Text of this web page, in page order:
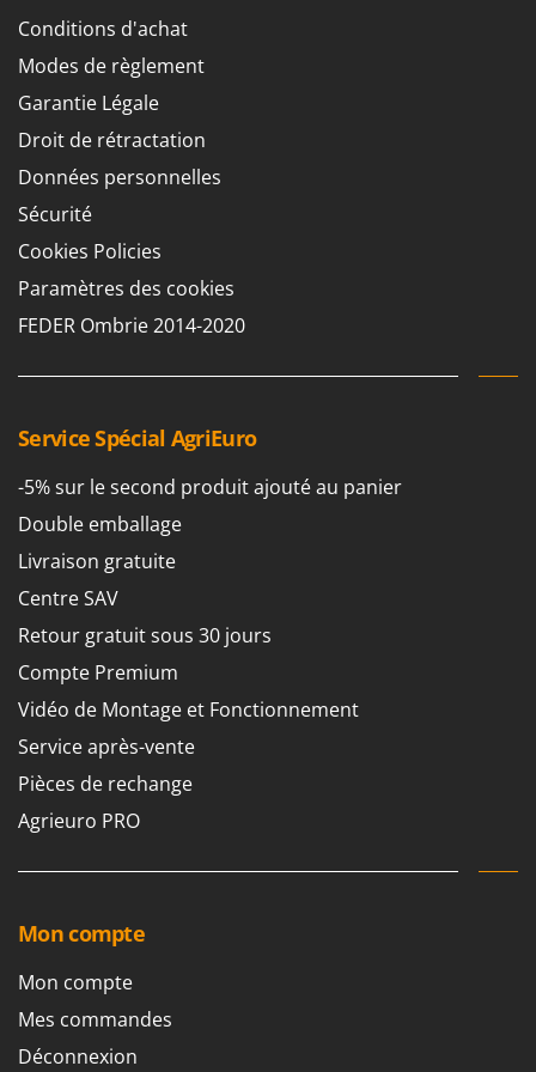
Groupes électrogènes
H
Haches - Cognées et Hachettes
Hachoirs à viande
Herses à Dents
Herses Rotatives
L
Lames à neige
Lames niveleuses pour tracteur
Machines à pâtes
Machines sous vide
Motoculteurs
Motofaucheuses
Motopompes pour irrigation
Moulins à céréales électriques
Moulins à farine
Nettoyeurs et Balais à vapeur
Nettoyeurs tapis, moquettes et tapisseries
P
Peignes vibreurs et Secoueurs à olives
Pelles rétros pour tracteur
E
EcoFlow
Edilmark
Effeuno
Einhell
Eurosystems
F
FAC
Fama Industrie
Famag
Famur
FARMER
FBC
Ferrari Group
Ferroni
FIAC
FINI
Fiskars
Flymo
Fontana Forni
Forest Master
Conditions d'achat
Modes de règlement
Garantie Légale
Droit de rétractation
Données personnelles
Sécurité
Cookies Policies
Paramètres des cookies
FEDER Ombrie 2014-2020
Service Spécial AgriEuro
-5% sur le second produit ajouté au panier
Double emballage
Livraison gratuite
Centre SAV
Retour gratuit sous 30 jours
Compte Premium
Vidéo de Montage et Fonctionnement
Service après-vente
Pièces de rechange
Agrieuro PRO
Mon compte
Mon compte
Mes commandes
Déconnexion